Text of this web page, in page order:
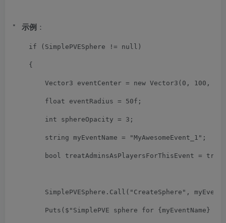
* 示例 ：
if ( SimplePVESphere != null )
{
Vector3 eventCenter = new Vector3 ( 0 , 100 ,
float eventRadius = 50f ;
int sphereOpacity = 3 ;
string myEventName = "MyAwesomeEvent_1" ;
bool treatAdminsAsPlayersForThisEvent = true
SimplePVESphere . Call ( "CreateSphere" ,
Puts ( $ "SimplePVE sphere for {myEventName}